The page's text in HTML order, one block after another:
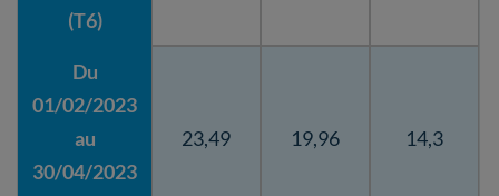
(T6)
Du
01/02/2023
au
30/04/2023
23,49 19,96 14,3